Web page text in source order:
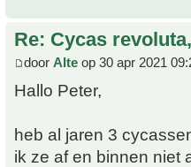
Re: Cycas
door Alte op 30 apr 2021
Hallo Peter,
heb al jaren 3
ik ze af en binnen niet